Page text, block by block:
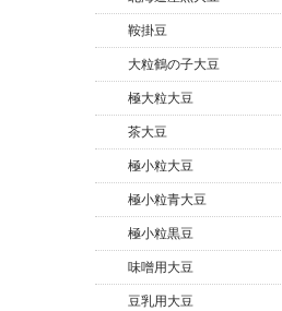
鞍掛豆
大粒鶴の子大豆
極大粒大豆
茶大豆
極小粒大豆
極小粒青大豆
極小粒黒豆
味噌用大豆
豆乳用大豆